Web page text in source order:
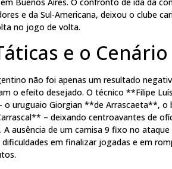
e da Sul-Americana, deixou o clube
no jogo de volta.
e o
não foi apenas um resultado
o efeito desejado. O técnico **Filipe
o uruguaio Giorgian **de Arrascaeta**,
– deixando centroavantes de
A ausência de um camisa 9 fixo no
em finalizar jogadas e em